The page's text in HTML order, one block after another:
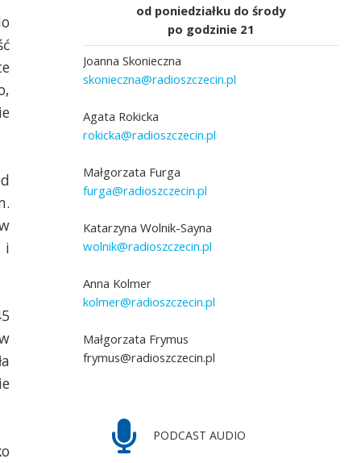
Ogólnokształcącego w
Obchody 80-lecia Liceum
Gryficach. Mat szkoły.
i
od poniedziałku do środy
po godzinie 21
Joanna Skonieczna
skonieczna@radioszczecin.pl
Agata Rokicka
rokicka@radioszczecin.pl
Małgorzata Furga
furga@radioszczecin.pl
Katarzyna Wolnik-Sayna
wolnik@radioszczecin.pl
Anna Kolmer
kolmer@radioszczecin.pl
Małgorzata Frymus
frymus@radioszczecin.pl
PODCAST AUDIO